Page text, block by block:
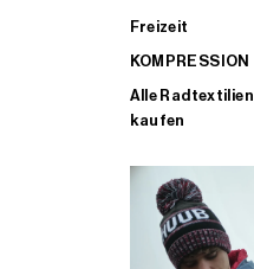
Freizeit
KOMPRESSION
Alle Radtextilien
kaufen